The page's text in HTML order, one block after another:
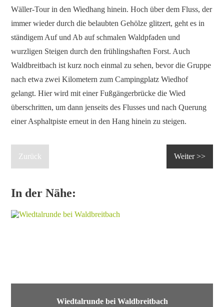
Wäller-Tour in den Wiedhang hinein. Hoch über dem Fluss, der
immer wieder durch die belaubten Gehölze glitzert, geht es in
ständigem Auf und Ab auf schmalen Waldpfaden und
wurzligen Steigen durch den frühlingshaften Forst. Auch
Waldbreitbach ist kurz noch einmal zu sehen, bevor die Gruppe
nach etwa zwei Kilometern zum Campingplatz Wiedhof
gelangt. Hier wird mit einer Fußgängerbrücke die Wied
überschritten, um dann jenseits des Flusses und nach Querung
einer Asphaltpiste erneut in den Hang hinein zu steigen.
Zurück Weiter >>
In der Nähe:
Wiedtalrunde bei Waldbreitbach